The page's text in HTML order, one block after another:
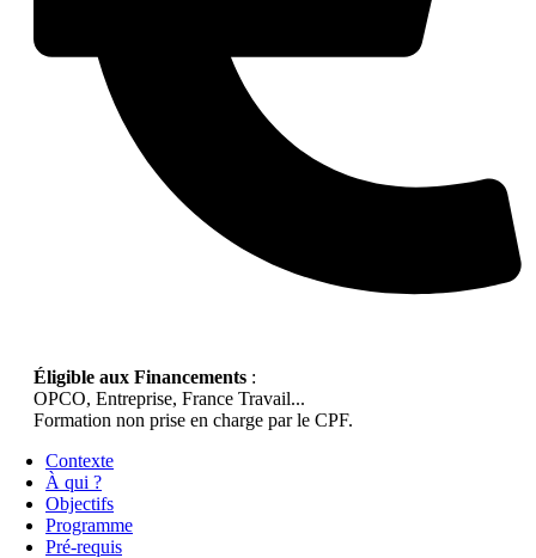
Éligible aux Financements :
OPCO, Entreprise, France Travail...
Formation non prise en charge par le CPF.
Contexte
À qui ?
Objectifs
Programme
Pré-requis